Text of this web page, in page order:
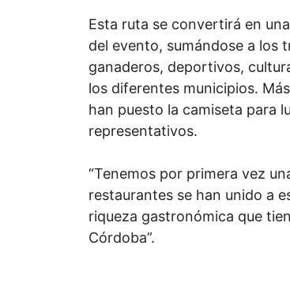
Esta ruta se convertirá en
del evento, sumándose a los
ganaderos, deportivos,
los diferentes municipios.
han puesto la camiseta para
representativos.
“Tenemos por primera vez
restaurantes se han unido a
riqueza gastronómica que
Córdoba”.